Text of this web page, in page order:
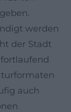
werden
der Stadt
auch